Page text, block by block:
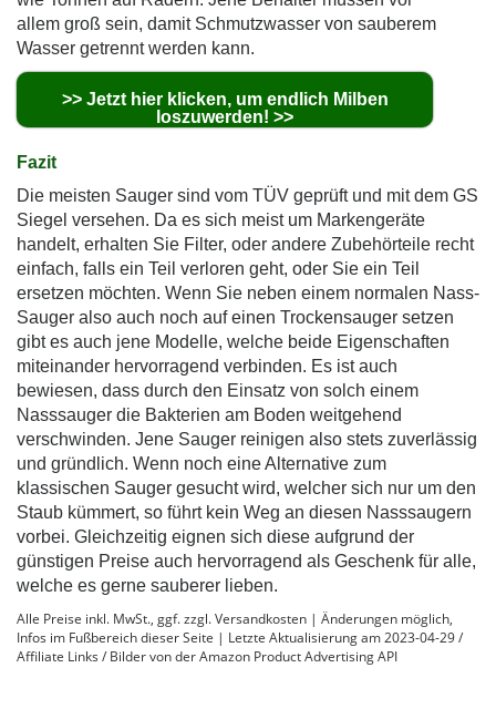
allem groß sein, damit Schmutzwasser von sauberem
Wasser getrennt werden kann.
>> Jetzt hier klicken, um endlich Milben
loszuwerden! >>
Fazit
Die meisten Sauger sind vom TÜV geprüft und mit dem GS
Siegel versehen. Da es sich meist um Markengeräte
handelt, erhalten Sie Filter, oder andere Zubehörteile recht
einfach, falls ein Teil verloren geht, oder Sie ein Teil
ersetzen möchten. Wenn Sie neben einem normalen Nass-
Sauger also auch noch auf einen Trockensauger setzen
gibt es auch jene Modelle, welche beide Eigenschaften
miteinander hervorragend verbinden. Es ist auch
bewiesen, dass durch den Einsatz von solch einem
Nasssauger die Bakterien am Boden weitgehend
verschwinden. Jene Sauger reinigen also stets zuverlässig
und gründlich. Wenn noch eine Alternative zum
klassischen Sauger gesucht wird, welcher sich nur um den
Staub kümmert, so führt kein Weg an diesen Nasssaugern
vorbei. Gleichzeitig eignen sich diese aufgrund der
günstigen Preise auch hervorragend als Geschenk für alle,
welche es gerne sauberer lieben.
Alle Preise inkl. MwSt., ggf. zzgl. Versandkosten | Änderungen möglich,
Infos im Fußbereich dieser Seite | Letzte Aktualisierung am 2023-04-29 /
Affiliate Links / Bilder von der Amazon Product Advertising API